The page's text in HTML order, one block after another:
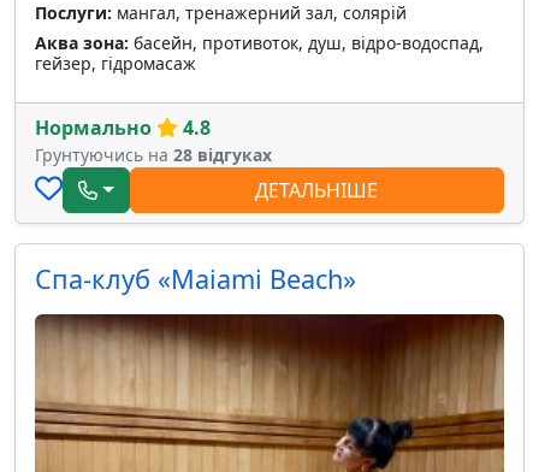
Послуги: мангал, тренажерний зал, солярій
Аква зона: басейн, противоток, душ, відро-водоспад,
гейзер, гідромасаж
Нормально 4.8
Грунтуючись на 28 відгуках
ДЕТАЛЬНІШЕ
Спа-клуб «Maiami Beach»